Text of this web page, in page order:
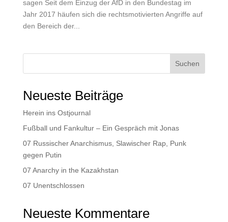
sagen Seit dem Einzug der AfD in den Bundestag im
Jahr 2017 häufen sich die rechtsmotivierten Angriffe auf
den Bereich der...
Suchen
Neueste Beiträge
Herein ins Ostjournal
Fußball und Fankultur – Ein Gespräch mit Jonas
07 Russischer Anarchismus, Slawischer Rap, Punk
gegen Putin
07 Anarchy in the Kazakhstan
07 Unentschlossen
Neueste Kommentare